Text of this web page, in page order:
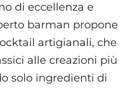
di eccellenza e
barman propone
artigianali, che
alle creazioni più
solo ingredienti di